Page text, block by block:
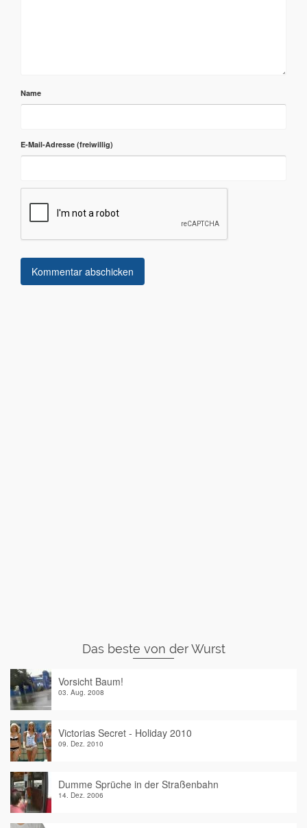
Name
E-Mail-Adresse
Das beste von der Wurst
Vorsicht Baum!
03. Aug. 2008
Victorias Secret - Holiday 2010
09. Dez. 2010
Dumme Sprüche in der Straßenbahn
14. Dez. 2006